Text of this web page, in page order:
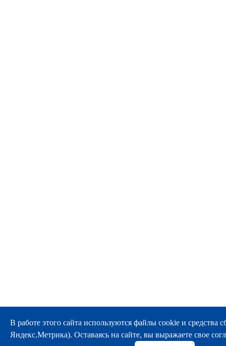
В работе этого сайта используются файлы cookie и средства
Яндекс.Метрика). Оставаясь на сайте, вы выражаете свое